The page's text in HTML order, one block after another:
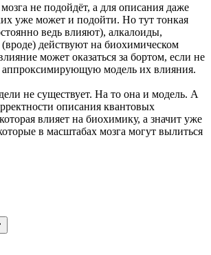
не подойдёт, а для описания даже
уже может и подойти. Но тут тонкая
ведь влияют), алкалоиды,
действуют на биохимическом
может оказаться за бортом, если не
аппроксимирующую модель их влияния.
не существует. На то она и модель. А
описания квантовых
влияет на биохимику, а значит уже
в масштабах мозга могут вылиться